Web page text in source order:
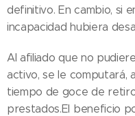
definitivo. En cambio, si
incapacidad hubiera
Al afiliado que no
activo, se le computará,
tiempo de goce de
prestados.El beneficio